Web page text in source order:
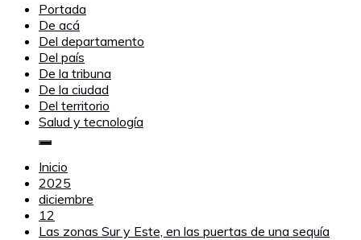
Portada
De acá
Del departamento
Del país
De la tribuna
De la ciudad
Del territorio
Salud y tecnología
Inicio
2025
diciembre
12
Las zonas Sur y Este, en las puertas de una sequía